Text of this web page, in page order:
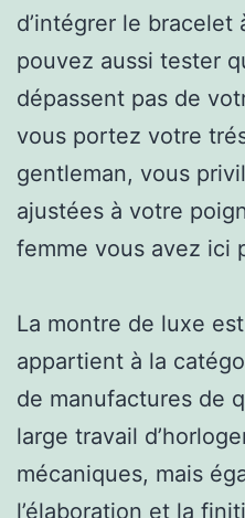
d’intégrer le bracelet
pouvez aussi tester
dépassent pas de
vous portez votre
gentleman, vous
ajustées à votre
femme vous avez ici
La montre de luxe
appartient à la
de manufactures de
large travail
mécaniques, mais
l’élaboration et la